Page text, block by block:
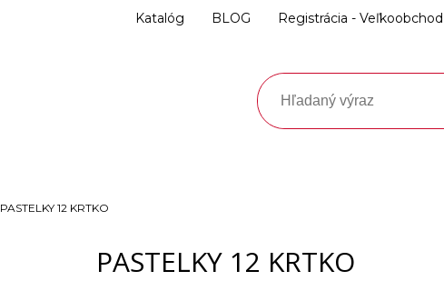
Katalóg BLOG Registrácia - Veľkoobchod
PASTELKY 12 KRTKO
PASTELKY 12 KRTKO